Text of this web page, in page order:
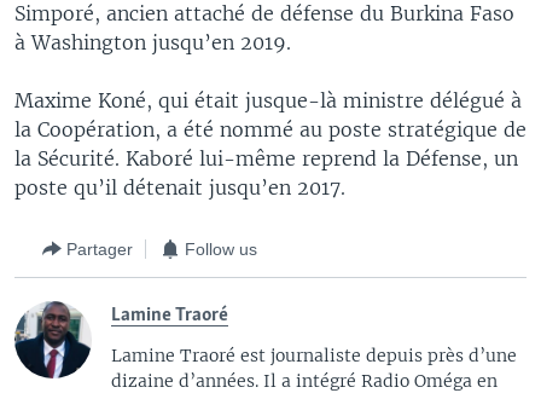
Simporé, ancien attaché de défense du Burkina Faso
à Washington jusqu’en 2019.
Maxime Koné, qui était jusque-là ministre délégué à
la Coopération, a été nommé au poste stratégique de
la Sécurité. Kaboré lui-même reprend la Défense, un
poste qu’il détenait jusqu’en 2017.
Partager Follow us
Lamine Traoré
Lamine Traoré est journaliste depuis près d’une
dizaine d’années. Il a intégré Radio Oméga en